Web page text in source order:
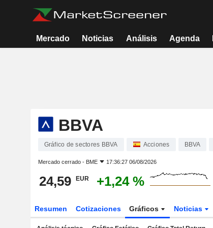
Mercado Noticias Análisis Agenda
BBVA
Gráfico de sectores BBVA Acciones BBVA
Mercado cerrado - BME 17:36:27 06/08/2026
24,59 EUR +1,24 %
Resumen Cotizaciones Gráficos Noticias